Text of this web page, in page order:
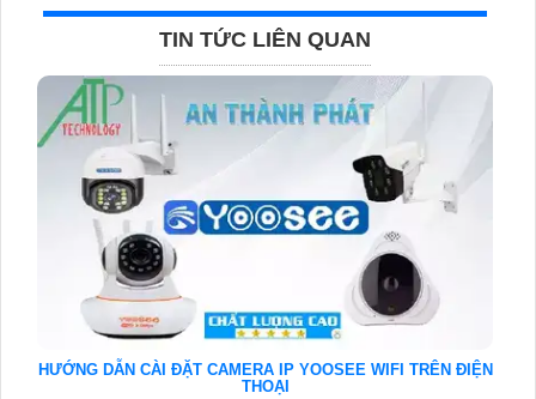
TIN TỨC LIÊN QUAN
HƯỚNG DẪN CÀI ĐẶT CAMERA IP YOOSEE WIFI TRÊN ĐIỆN
THOẠI